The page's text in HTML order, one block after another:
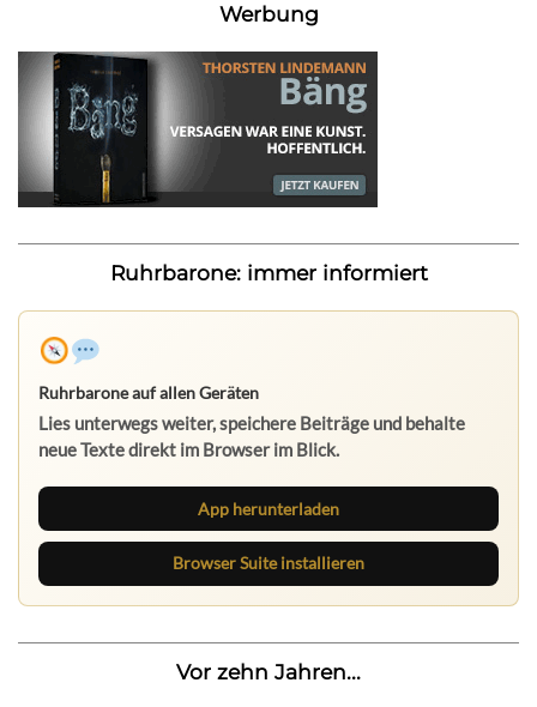
Werbung
Ruhrbarone: immer informiert
Ruhrbarone auf allen Geräten
Lies unterwegs weiter, speichere Beiträge und behalte
neue Texte direkt im Browser im Blick.
App herunterladen
Browser Suite installieren
Vor zehn Jahren...